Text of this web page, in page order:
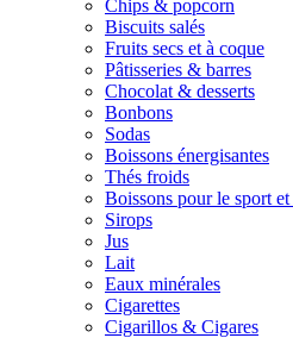
Chips & popcorn
Biscuits salés
Fruits secs et à coque
Pâtisseries & barres
Chocolat & desserts
Bonbons
Sodas
Boissons énergisantes
Thés froids
Boissons pour le sport
Sirops
Jus
Lait
Eaux minérales
Cigarettes
Cigarillos & Cigares